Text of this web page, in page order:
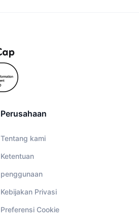
Perusahaan
Tentang kami
Ketentuan
penggunaan
Kebijakan Privasi
Preferensi Cookie